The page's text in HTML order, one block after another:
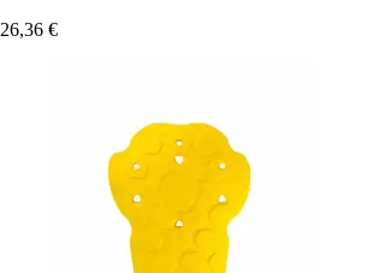
26,36 €